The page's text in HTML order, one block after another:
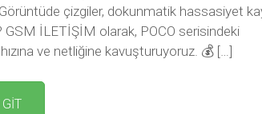
çizgiler, dokunmatik hassasiyet
GSM İLETİŞİM olarak, POCO serisindeki
hızına ve netliğine kavuşturuyoruz. 💰 […]